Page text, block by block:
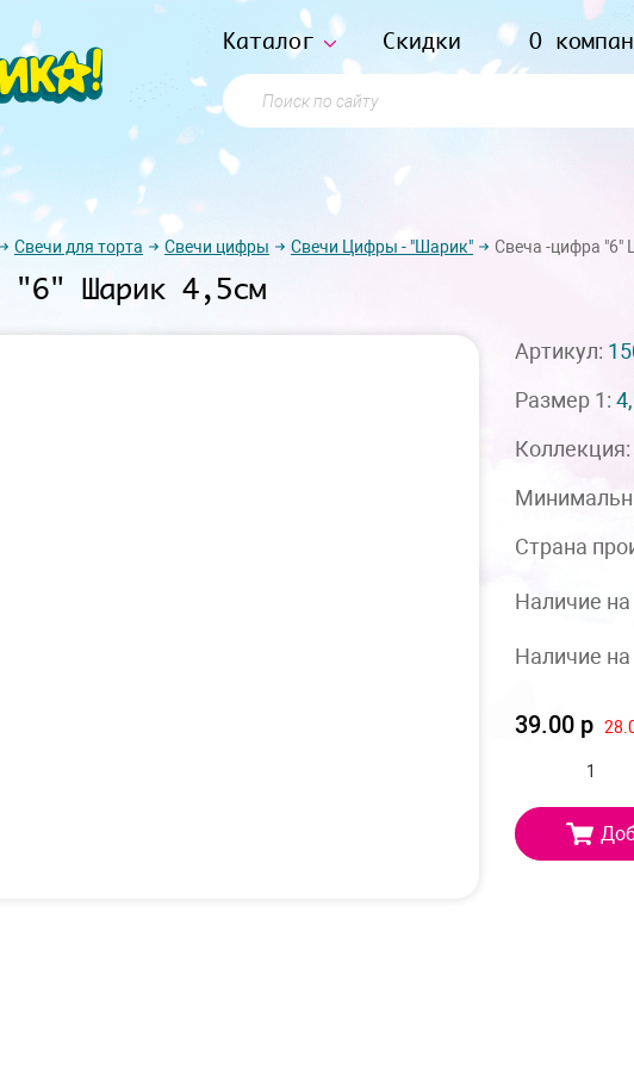
Каталог Скидки О
Поиск по сайту
Свечи для торта Свечи цифры Свечи Цифры - "Шарик" Свеча -цифра "6"
"6" Шарик 4,5см
Артикул:
Размер 1:
Коллекция:
Страна
Наличие
Наличие
39.00 р